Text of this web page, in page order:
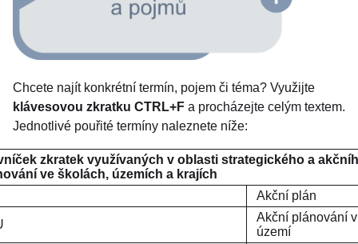
Chcete najít konkrétní termín, pojem či téma? Využijte
klávesovou zkratku CTRL+F a procházejte celým textem.
Jednotlivé pouřité termíny naleznete níže:
zkratek využívaných v oblasti strategického a
ve školách, územích a krajích
Akční plán
Akční plánování v
území